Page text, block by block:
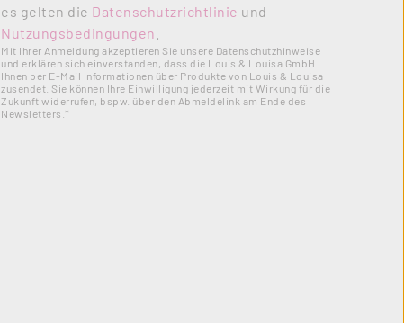
es gelten die Datenschutzrichtlinie und
Nutzungsbedingungen
Mit Ihrer Anmeldung akzeptieren Sie unsere Datenschutzhinweise
und erklären sich einverstanden, dass die Louis & Louisa GmbH
Ihnen per E-Mail Informationen über Produkte von Louis & Louisa
zusendet. Sie können Ihre Einwilligung jederzeit mit Wirkung für die
Zukunft widerrufen, bspw. über den Abmeldelink am Ende des
Newsletters.*